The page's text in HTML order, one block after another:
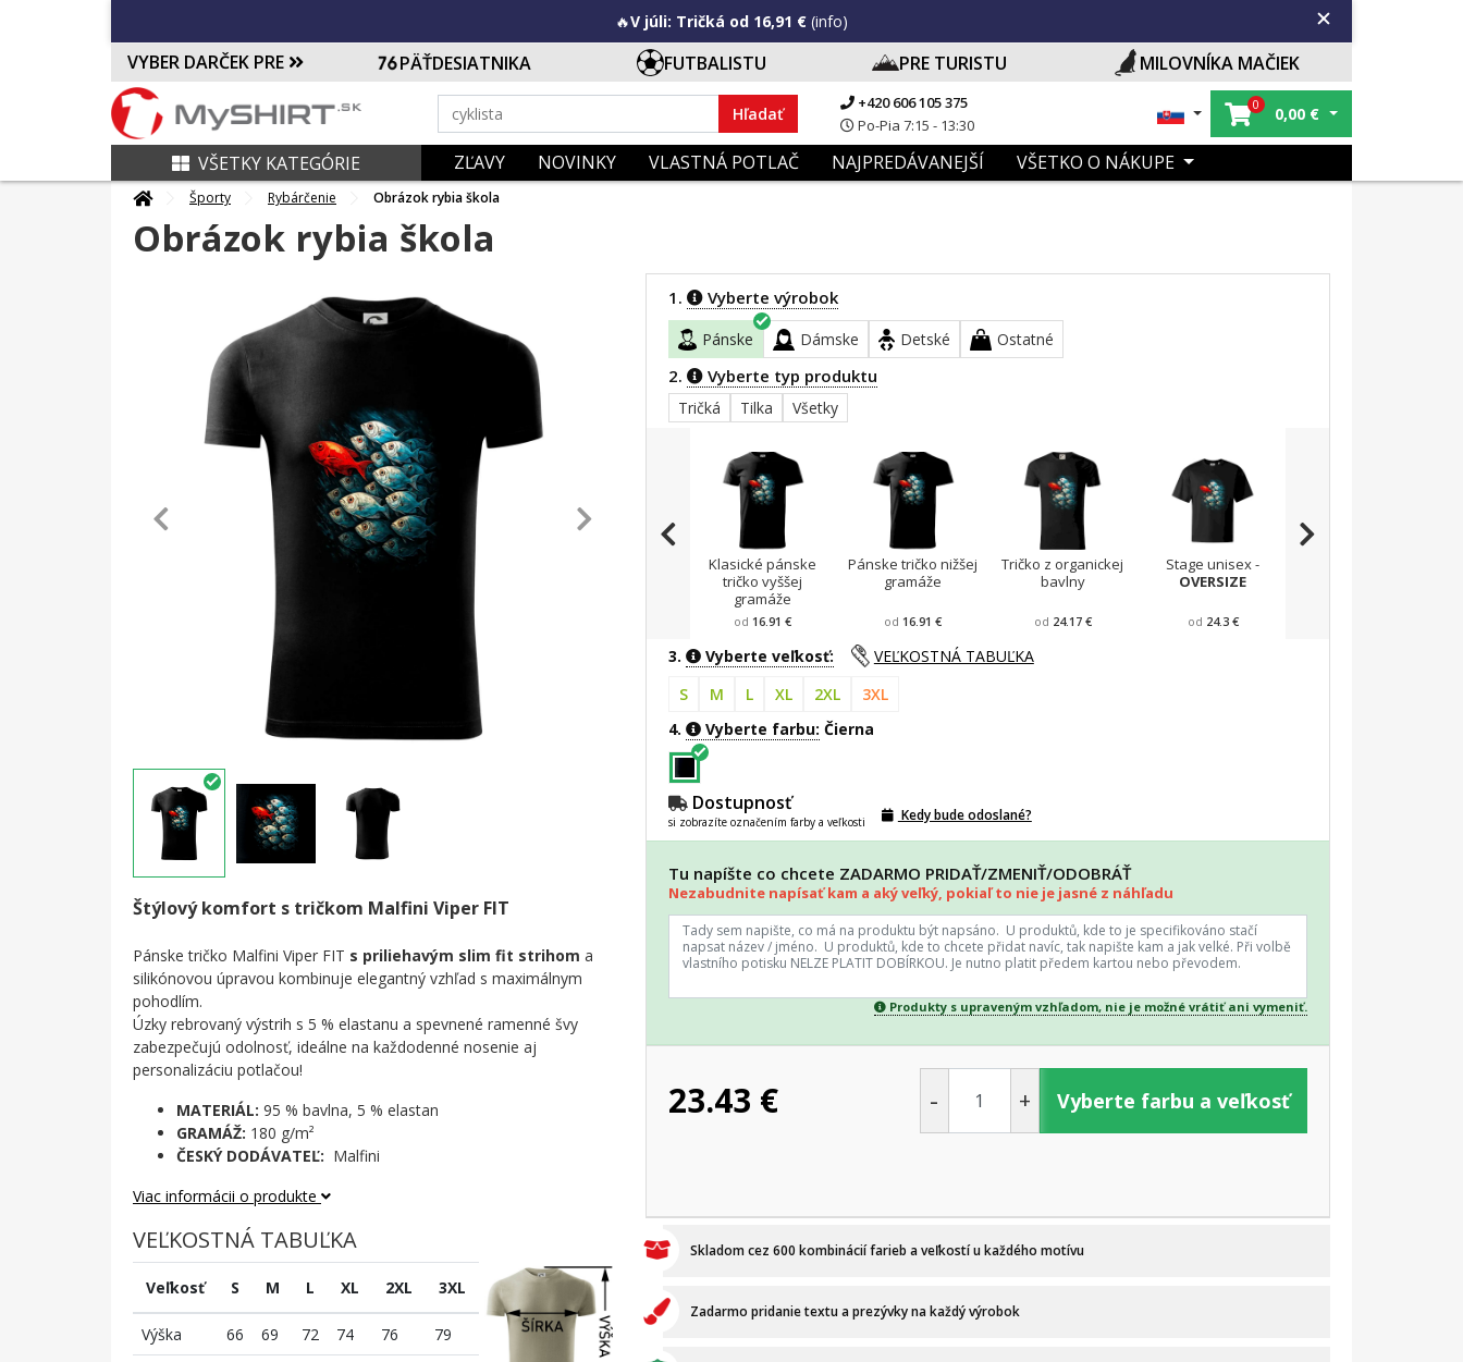
🔥V júli: Tričká od 16,91 € (info)
VYBER DARČEK PRE PÄŤDESIATNIKA FUTBALISTU PRE TURISTU MILOVNÍKA MAČIEK
Hľadať
+420 606 105 375
Po-Pia 7:15 - 13:30
0 0,00 €
VŠETKY KATEGÓRIE ZĽAVY NOVINKY VLASTNÁ POTLAČ NAJPREDÁVANEJŠÍ VŠETKO O NÁKUPE
Športy Rybárčenie Obrázok rybia škola
Obrázok rybia škola
Štýlový komfort s tričkom Malfini Viper FIT
Pánske tričko Malfini Viper FIT s priliehavým slim fit strihom a
silikónovou úpravou kombinuje elegantný vzhľad s maximálnym
pohodlím.
Úzky rebrovaný výstrih s 5 % elastanu a spevnené ramenné švy
zabezpečujú odolnosť, ideálne na každodenné nosenie aj
personalizáciu potlačou!
MATERIÁL: 95 % bavlna, 5 % elastan
GRAMÁŽ: 180 g/m²
ČESKÝ DODÁVATEĽ: Malfini
Viac informácii o produkte
VEĽKOSTNÁ TABUĽKA
Veľkosť S M L XL 2XL 3XL
Výška 66 69 72 74 76
79
1. Vyberte výrobok
Pánske Dámske Detské Ostatné
2. Vyberte typ produktu
Tričká Tilka Všetky
Klasické pánske
tričko vyššej
gramáže
od 16.91 €
Pánske tričko nižšej
gramáže
od 16.91 €
Tričko z organickej
bavlny
od 24.17 €
Stage unisex -
OVERSIZE
od 24.3 €
3. Vyberte veľkosť:
VEĽKOSTNÁ TABUĽKA
S
M L XL 2XL
3XL
4.
Vyberte farbu: Čierna
Dostupnosť
si zobrazíte označením farby a veľkosti Kedy bude odoslané?
Tu napíšte co chcete ZADARMO PRIDAŤ/ZMENIŤ/ODOBRÁŤ
Nezabudnite napísať kam a aký veľký, pokiaľ to nie je jasné z náhľadu
Produkty s upraveným vzhľadom, nie je možné vrátiť ani vymeniť.
23.43 € - + Vyberte farbu a veľkosť
Skladom cez 600 kombinácií farieb a veľkostí u každého motívu
Zadarmo pridanie textu a prezývky na každý výrobok